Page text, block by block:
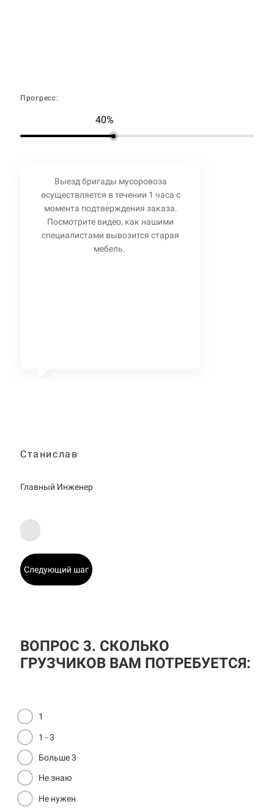
Прогресс:
40%
Выезд бригады мусоровоза
осуществляется в течении 1 часа с
момента подтверждения заказа.
Посмотрите видео, как нашими
специалистами вывозится старая
мебель.
Станислав
Главный Инженер
Следующий шаг
ВОПРОС 3. СКОЛЬКО
ГРУЗЧИКОВ ВАМ ПОТРЕБУЕТСЯ:
1
1 - 3
Больше 3
Не знаю
Не нужен